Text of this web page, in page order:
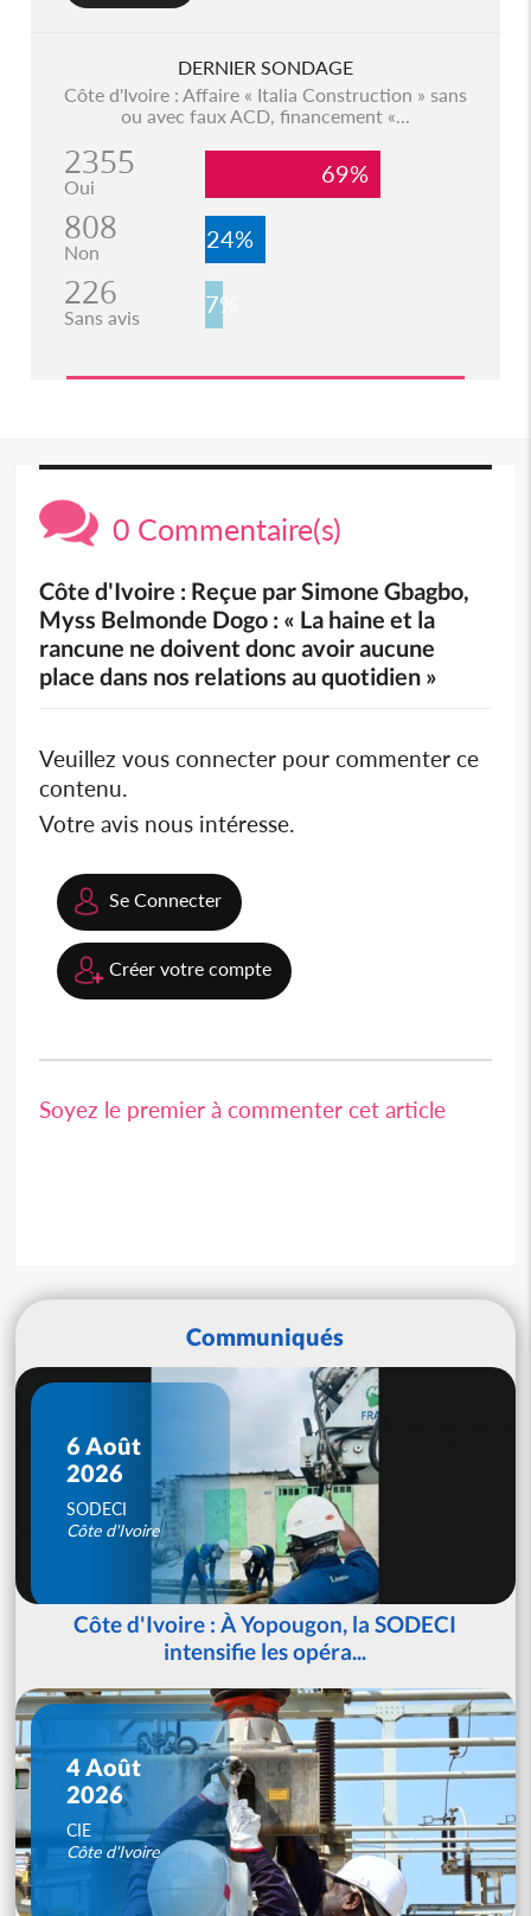
DERNIER SONDAGE
Côte d'Ivoire : Affaire « Italia Construction » sans
ou avec faux ACD, financement «...
2355
Oui 69%
808
Non 24%
226
Sans avis 7%
0 Commentaire(s)
Côte d'Ivoire : Reçue par Simone Gbagbo,
Myss Belmonde Dogo : « La haine et la
rancune ne doivent donc avoir aucune
place dans nos relations au quotidien »
Veuillez vous connecter pour commenter ce
contenu.
Votre avis nous intéresse.
Se Connecter
Créer votre compte
Soyez le premier à commenter cet article
Communiqués
6 Août
2026
SODECI
Côte d'Ivoire
Côte d'Ivoire : À Yopougon, la SODECI
intensifie les opéra...
4 Août
2026
CIE
Côte d'Ivoire